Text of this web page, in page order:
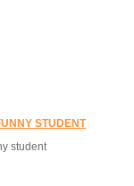
STUDENT
student